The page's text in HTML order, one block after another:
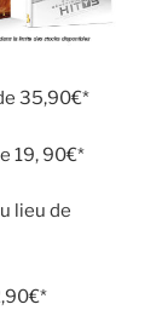
35,90€*
19, 90€*
lieu de